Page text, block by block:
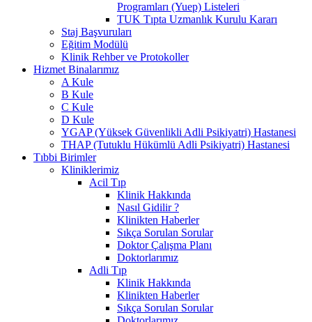
Programları (Yuep) Listeleri
TUK Tıpta Uzmanlık Kurulu Kararı
Staj Başvuruları
Eğitim Modülü
Klinik Rehber ve Protokoller
Hizmet Binalarımız
A Kule
B Kule
C Kule
D Kule
YGAP (Yüksek Güvenlikli Adli Psikiyatri) Hastanesi
THAP (Tutuklu Hükümlü Adli Psikiyatri) Hastanesi
Tıbbi Birimler
Kliniklerimiz
Acil Tıp
Klinik Hakkında
Nasıl Gidilir ?
Klinikten Haberler
Sıkça Sorulan Sorular
Doktor Çalışma Planı
Doktorlarımız
Adli Tıp
Klinik Hakkında
Klinikten Haberler
Sıkça Sorulan Sorular